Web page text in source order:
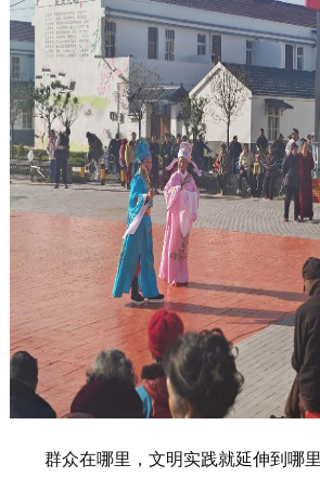
群众在哪里，文明实践就延伸到哪